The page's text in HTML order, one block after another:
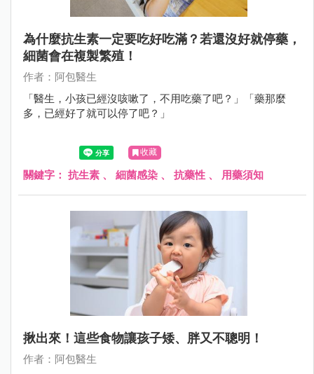
為什麼抗生素一定要吃好吃滿？若還沒好就停藥，
細菌會在複製繁殖！
作者：阿包醫生
「醫生，小孩已經沒咳嗽了，不用吃藥了吧？」「藥那麼
多，已經好了就可以停了吧？」
收藏
關鍵字： 抗生素 、 細菌感染 、 抗藥性 、 用藥須知
揪出來！這些食物讓孩子矮、胖又不聰明！
作者：阿包醫生